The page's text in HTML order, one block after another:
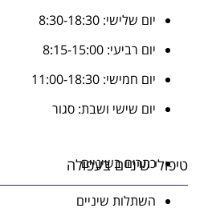
יום שלישי: 8:30-18:30
יום רביעי: 8:15-15:00
יום חמישי: 11:00-18:30
יום שישי ושבת: סגור
טיפולי שיניים בעפולה
כתרים בשיניים
השתלות שיניים